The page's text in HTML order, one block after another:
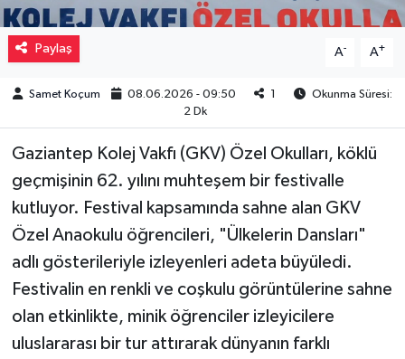
Paylaş A- A+
Samet Koçum 08.06.2026 - 09:50 1
Okunma Süresi:
2 Dk
Gaziantep Kolej Vakfı (GKV) Özel Okulları, köklü
geçmişinin 62. yılını muhteşem bir festivalle
kutluyor. Festival kapsamında sahne alan GKV
Özel Anaokulu öğrencileri, "Ülkelerin Dansları"
adlı gösterileriyle izleyenleri adeta büyüledi.
Festivalin en renkli ve coşkulu görüntülerine sahne
olan etkinlikte, minik öğrenciler izleyicilere
uluslararası bir tur attırarak dünyanın farklı
Resmi İlanlar
Sağlık
Sinemalar
Siyaset
Spor
Teknoloji
Türkiye